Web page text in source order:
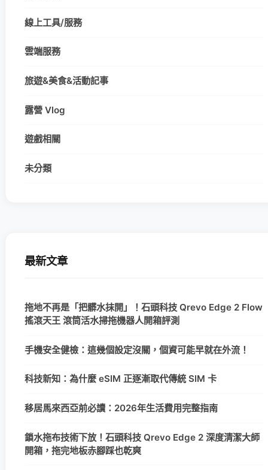
線上工具/服務
雲端服務
旅遊&美食&活動記事
露營 Vlog
遊戲相關
未分類
最新文章
拖地不再是「把髒水抹開」！石頭科技 Qrevo Edge 2 Flow
搖滾天王 滾筒活水掃拖機器人開箱評測
手機安全健檢：這幾個設定沒關，個資可能早就在外流！
科技新知：為什麼 eSIM 正逐漸取代傳統 SIM 卡
移居馬來西亞前必讀：2026年生活費用完整指南
鎖水拖布技術下放！石頭科技 Qrevo Edge 2 深度清潔大師
開箱，拖完地板赤腳踩也乾爽